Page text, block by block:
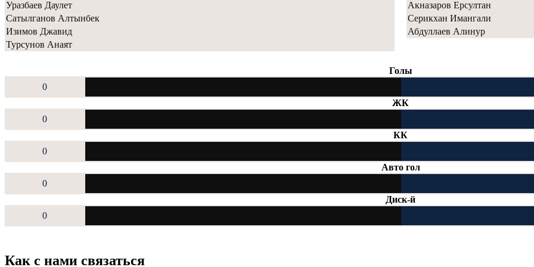
Уразбаев Даулет
Сатылганов Алтынбек
Изимов Джавид
Турсунов Анаят
Акназаров Ерсултан
Серикхан Имангали
Абдуллаев Алинур
Голы
0
ЖК
0
КК
0
Авто гол
0
Диск-й
0
Как с нами связаться